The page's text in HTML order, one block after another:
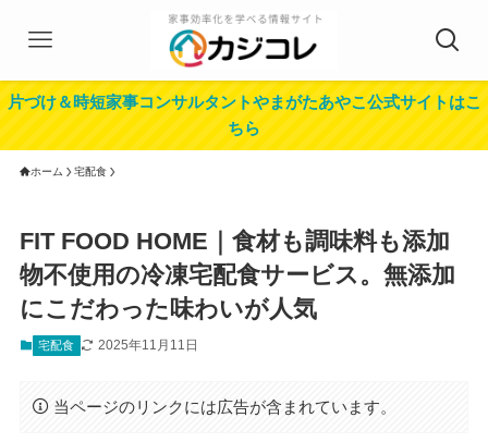
片づけ＆時短家事コンサルタントやまがたあやこ公式サイトはこ
ちら
ホーム 宅配食
FIT FOOD HOME｜食材も調味料も添加
物不使用の冷凍宅配食サービス。無添加
にこだわった味わいが人気
宅配食 2025年11月11日
当ページのリンクには広告が含まれています。